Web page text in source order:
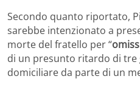
Secondo quanto riportato,
sarebbe intenzionato a
morte del fratello per “
di un presunto ritardo di tre
domiciliare da parte di un